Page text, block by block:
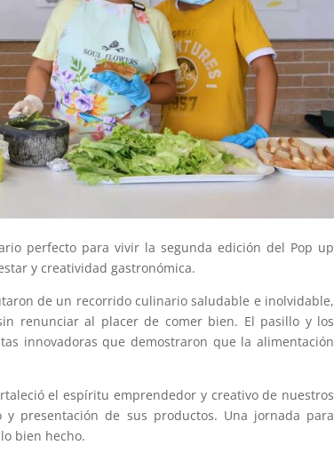
perfecto para vivir la segunda edición del Pop up
y creatividad gastronómica.
de un recorrido culinario saludable e inolvidable,
renunciar al placer de comer bien. El pasillo y los
innovadoras que demostraron que la alimentación
el espíritu emprendedor y creativo de nuestros
presentación de sus productos. Una jornada para
bien hecho.